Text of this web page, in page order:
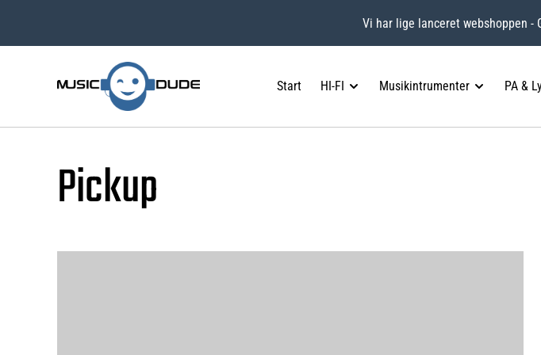
Vi har lige lanceret webshoppen -
Start HI-FI Musikintrumenter PA &
Pickup